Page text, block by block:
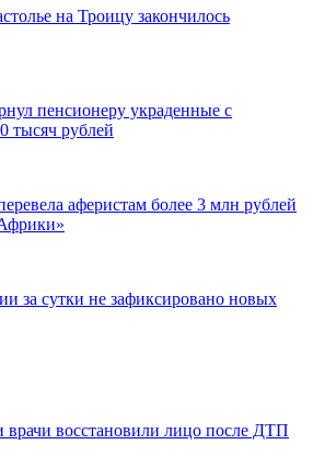
на Троицу закончилось
пенсионеру украденные с
тысяч рублей
аферистам более 3 млн рублей
за сутки не зафиксировано новых
врачи восстановили лицо после ДТП